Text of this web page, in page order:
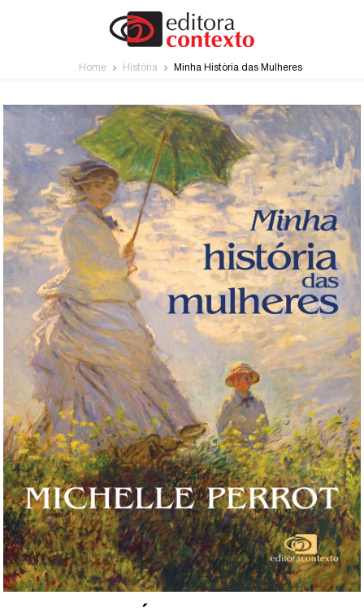
Home História Minha História das Mulheres